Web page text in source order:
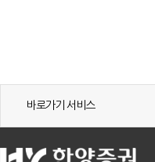
바로가기 서비스